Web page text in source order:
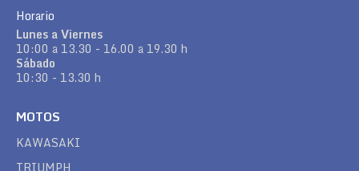
Horario
Lunes a Viernes
10:00 a 13.30 - 16.00 a 19.30 h
Sábado
10:30 - 13.30 h
MOTOS
KAWASAKI